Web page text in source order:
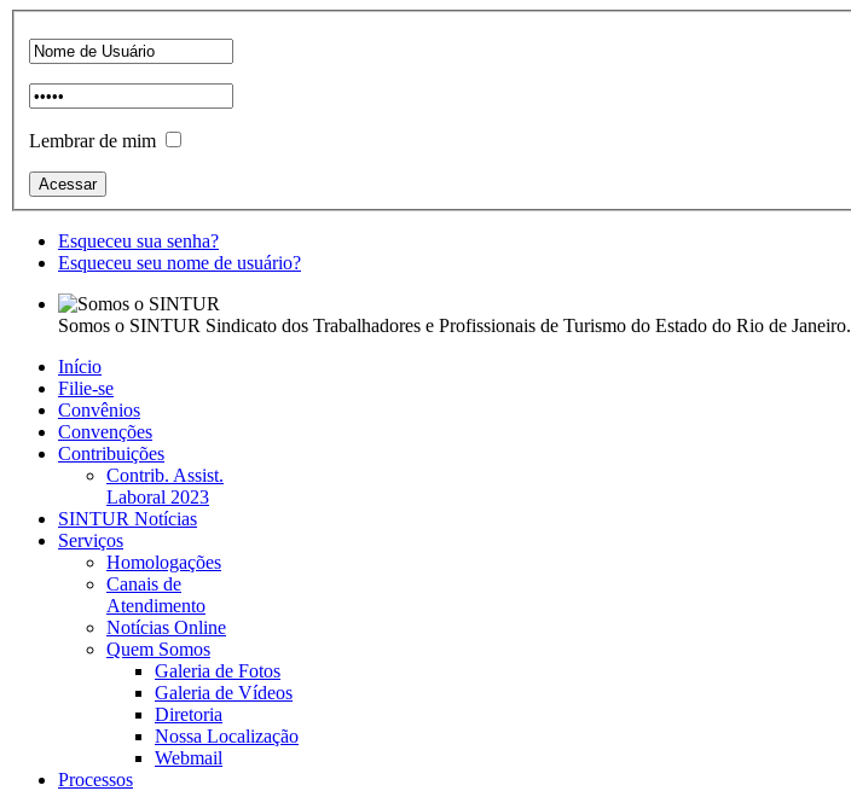
Lembrar de mim
Esqueceu sua senha?
Esqueceu seu nome de usuário?
Somos o SINTUR Sindicato dos Trabalhadores e Profissionais de Turismo do Estado do Rio de Janeiro.
Início
Filie-se
Convênios
Convenções
Contribuições
Contrib. Assist.
Laboral 2023
SINTUR Notícias
Serviços
Homologações
Canais de
Atendimento
Notícias Online
Quem Somos
Galeria de Fotos
Galeria de Vídeos
Diretoria
Nossa Localização
Webmail
Processos